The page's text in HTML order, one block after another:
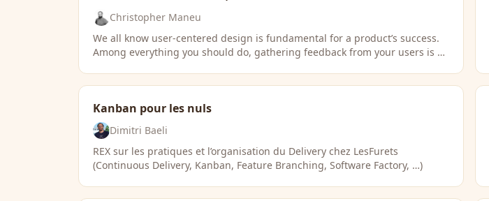
Christopher Maneu
We all know user-centered design is fundamental for a product’s success.
Among everything you should do, gathering feedback from your users is …
Kanban pour les nuls
Dimitri Baeli
REX sur les pratiques et l’organisation du Delivery chez LesFurets
(Continuous Delivery, Kanban, Feature Branching, Software Factory, …)